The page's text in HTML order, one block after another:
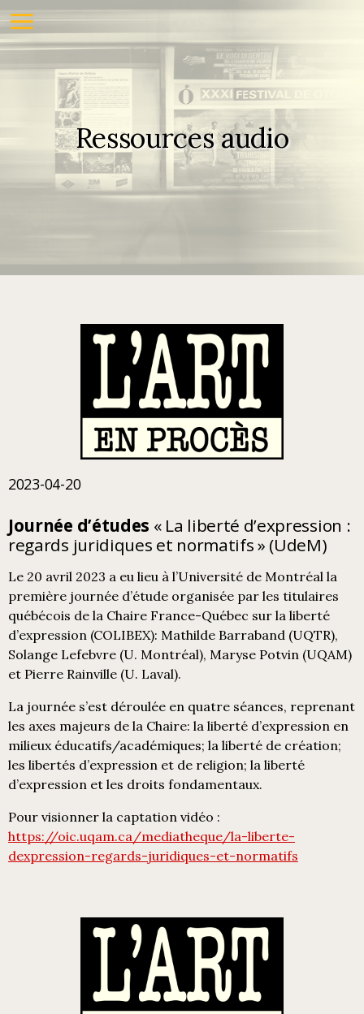
Ressources audio
2023-04-20
Journée d’études « La liberté d’expression :
regards juridiques et normatifs » (UdeM)
Le 20 avril 2023 a eu lieu à l’Université de Montréal la
première journée d’étude organisée par les titulaires
québécois de la Chaire France-Québec sur la liberté
d’expression (COLIBEX): Mathilde Barraband (UQTR),
Solange Lefebvre (U. Montréal), Maryse Potvin (UQAM)
et Pierre Rainville (U. Laval).
La journée s’est déroulée en quatre séances, reprenant
les axes majeurs de la Chaire: la liberté d’expression en
milieux éducatifs/académiques; la liberté de création;
les libertés d’expression et de religion; la liberté
d’expression et les droits fondamentaux.
Pour visionner la captation vidéo :
https://oic.uqam.ca/mediatheque/la-liberte-
dexpression-regards-juridiques-et-normatifs